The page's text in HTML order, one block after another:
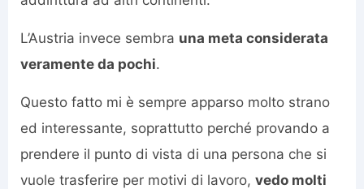
L’Austria invece sembra una meta considerata
veramente da pochi.
Questo fatto mi è sempre apparso molto strano
ed interessante, soprattutto perché provando a
prendere il punto di vista di una persona che si
vuole trasferire per motivi di lavoro, vedo molti